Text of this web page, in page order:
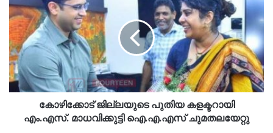
കോഴിക്കോട് ജില്ലയുടെ പുതിയ കളക്ടറായി
എം.എസ്. മാധവിക്കുട്ടി ഐ.എ.എസ് ചുമതലയേറ്റു